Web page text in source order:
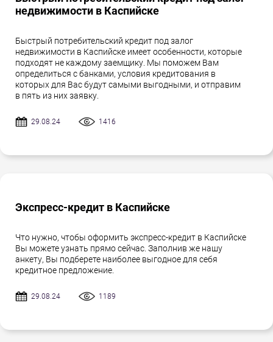
недвижимости в Каспийске
Быстрый потребительский кредит под залог
недвижимости в Каспийске имеет особенности, которые
подходят не каждому заемщику. Мы поможем Вам
определиться с банками, условия кредитования в
которых для Вас будут самыми выгодными, и отправим
в пять из них заявку.
29.08.24 1416
Экспресс-кредит в Каспийске
Что нужно, чтобы оформить экспресс-кредит в Каспийске
Вы можете узнать прямо сейчас. Заполнив же нашу
анкету, Вы подберете наиболее выгодное для себя
кредитное предложение.
29.08.24 1189